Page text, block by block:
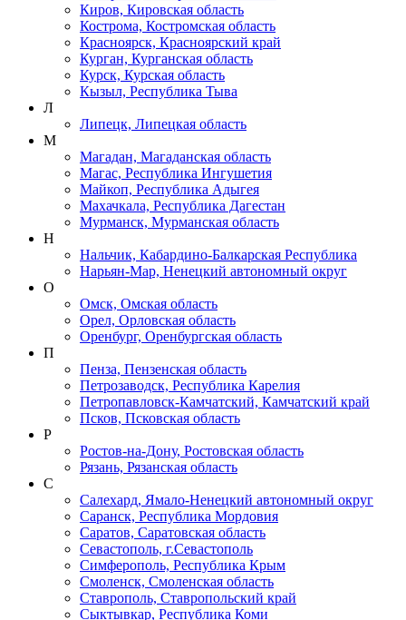
Киров, Кировская область
Кострома, Костромская область
Красноярск, Красноярский край
Курган, Курганская область
Курск, Курская область
Кызыл, Республика Тыва
Л
Липецк, Липецкая область
М
Магадан, Магаданская область
Магас, Республика Ингушетия
Майкоп, Республика Адыгея
Махачкала, Республика Дагестан
Мурманск, Мурманская область
Н
Нальчик, Кабардино-Балкарская Республика
Нарьян-Мар, Ненецкий автономный округ
О
Омск, Омская область
Орел, Орловская область
Оренбург, Оренбургская область
П
Пенза, Пензенская область
Петрозаводск, Республика Карелия
Петропавловск-Камчатский, Камчатский край
Псков, Псковская область
Р
Ростов-на-Дону, Ростовская область
Рязань, Рязанская область
С
Салехард, Ямало-Ненецкий автономный округ
Саранск, Республика Мордовия
Саратов, Саратовская область
Севастополь, г.Севастополь
Симферополь, Республика Крым
Смоленск, Смоленская область
Ставрополь, Ставропольский край
Сыктывкар, Республика Коми